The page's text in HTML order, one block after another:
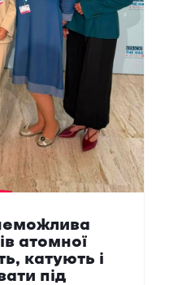
атомної
катують і
під